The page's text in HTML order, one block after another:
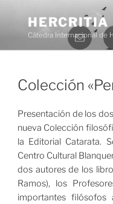
contenido
HERCRITIA
Cátedra Internacional de
Colección
Presentación de los
nueva Colección
la Editorial Catarata.
Centro Cultural
dos autores de los
Ramos), los
importantes filósofos
Correo